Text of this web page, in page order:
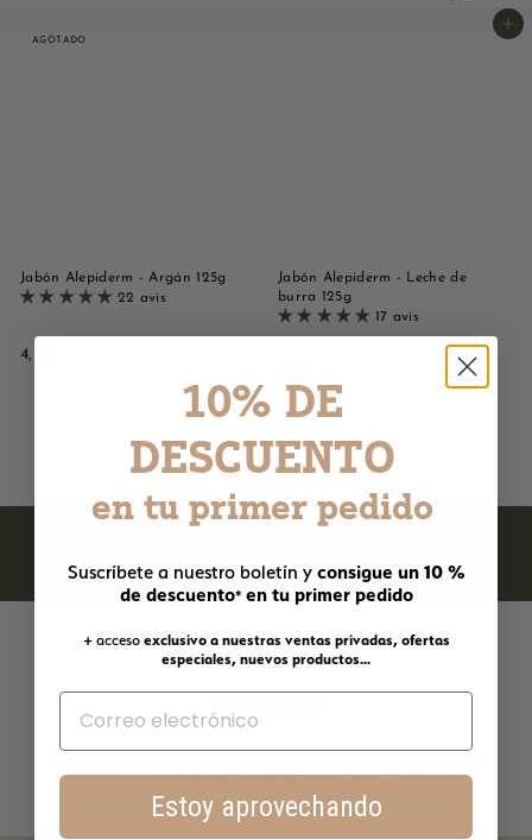
o
e
l
AGOTADO
Jabón Alepiderm - Argán 125g
22 avis
4,50
Añadir a la cesta
Jabón Alepiderm - Leche de
burra 125g
17 avis
,
5
0
contenido utilizando la barra lateral.
10% DE
DESCUENTO
en tu primer pedido
Suscríbete a nuestro boletín y consigue un 10 %
de descuento*en tu primer pedido
+ acceso exclusivo a nuestras ventas privadas, ofertas
especiales, nuevos productos...
Estoy aprovechando